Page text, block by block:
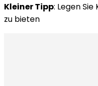
Kleiner Tipp: Legen
zu bieten